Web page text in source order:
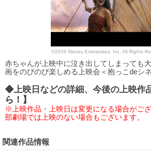
©2026 Disney Enterprises, Inc. All Rights
赤ちゃんが上映中に泣き出してしまっても
画をのびのび楽しめる上映会＜抱っこdeシ
◆上映日などの詳細、今後の上映作
ら！】
※上映作品・上映日は変更になる場合がご
部劇場では上映のない場合もございます。
関連作品情報